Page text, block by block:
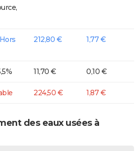
212,80 € 1,77 €
11,70 € 0,10 €
224,50 € 1,87 €
des eaux usées à